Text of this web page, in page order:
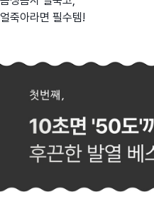
얼죽아라면 필수템!